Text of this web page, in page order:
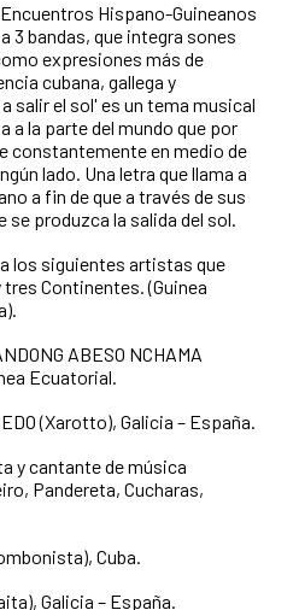
Hispano-Guineanos
3 bandas, que integra sones
expresiones más de
cubana, gallega y
salir el sol' es un tema musical
a la parte del mundo que por
constantemente en medio de
lado. Una letra que llama a
a fin de que a través de sus
produzca la salida del sol.
los siguientes artistas que
Continentes. (Guinea
ABESO NCHAMA
Ecuatorial.
(Xarotto), Galicia – España.
y cantante de música
Pandereta, Cucharas,
Cuba.
Galicia – España.